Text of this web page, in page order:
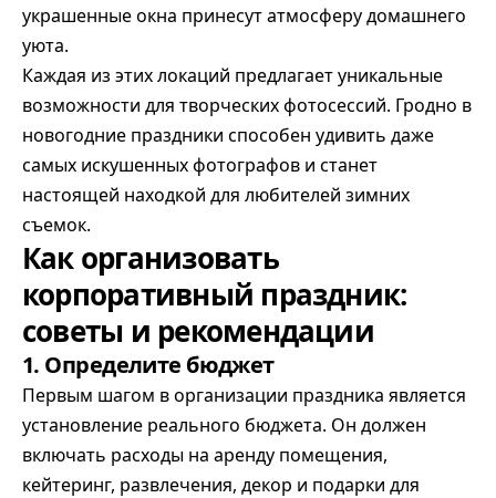
украшенные окна принесут атмосферу домашнего
уюта.
Каждая из этих локаций предлагает уникальные
возможности для творческих фотосессий. Гродно в
новогодние праздники способен удивить даже
самых искушенных фотографов и станет
настоящей находкой для любителей зимних
съемок.
Как организовать
корпоративный праздник:
советы и рекомендации
1. Определите бюджет
Первым шагом в организации праздника является
установление реального бюджета. Он должен
включать расходы на аренду помещения,
кейтеринг, развлечения, декор и подарки для